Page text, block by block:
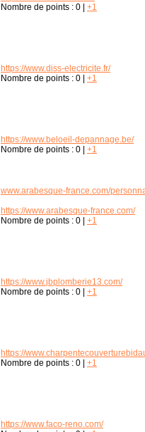
Nombre de points : 0 +1
https://www.diss-electricite.fr/
Nombre de points : 0 +1
https://www.beloeil-depannage.be/
Nombre de points : 0 +1
www.arabesque-france.com/
https://www.arabesque-france.com/
Nombre de points : 0 +1
https://www.jbplomberie13.com/
Nombre de points : 0 +1
https://
Nombre de points : 0 +1
https://www.faco-reno.com/